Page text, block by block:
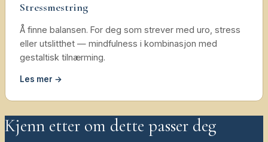
Stressmestring
Å finne balansen. For deg som strever med uro, stress
eller utslitthet — mindfulness i kombinasjon med
gestaltisk tilnærming.
Les mer →
Kjenn etter om dette passer deg